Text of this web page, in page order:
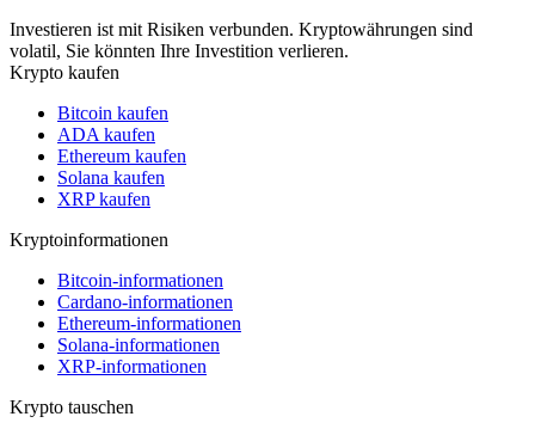
Investieren ist mit Risiken verbunden. Kryptowährungen sind
volatil, Sie könnten Ihre Investition verlieren.
Krypto kaufen
Bitcoin kaufen
ADA kaufen
Ethereum kaufen
Solana kaufen
XRP kaufen
Kryptoinformationen
Bitcoin-informationen
Cardano-informationen
Ethereum-informationen
Solana-informationen
XRP-informationen
Krypto tauschen